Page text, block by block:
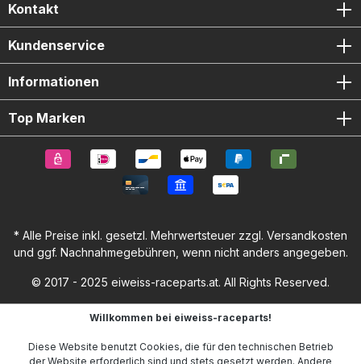
Kontakt
Kundenservice
Informationen
Top Marken
* Alle Preise inkl. gesetzl. Mehrwertsteuer zzgl. Versandkosten
und ggf. Nachnahmegebühren, wenn nicht anders angegeben.
© 2017 - 2025 eiweiss-raceparts.at. All Rights Reserved.
Willkommen bei eiweiss-raceparts!
Diese Website benutzt Cookies, die für den technischen Betrieb
der Website erforderlich sind und stets gesetzt werden. Andere